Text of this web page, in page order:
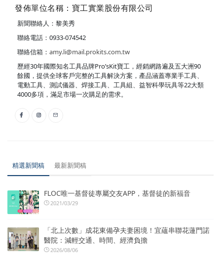
發佈單位名稱：寶工實業股份有限公司
新聞聯絡人：黎美秀
聯絡電話：0933-074542
聯絡信箱： amy.li@mail.prokits.com.tw
歷經30年國際知名工具品牌Pro’sKit寶工，經銷網路遍及五大洲90
餘國，提供全球客戶完整的工具解決方案，產品涵蓋專業手工具、
電動工具、測試儀器、焊接工具、工具組、益智科學玩具等22大類
4000多項，滿足市場一次購足的需求。
精選新聞稿 最新新聞稿
FLOC唯一基督徒專屬交友APP，基督徒的新福音
2021/03/29
「北上次數」成花東備孕夫妻困境！宜蘊串聯花蓮門諾
醫院：減輕交通、時間、經濟負擔
2026/08/06